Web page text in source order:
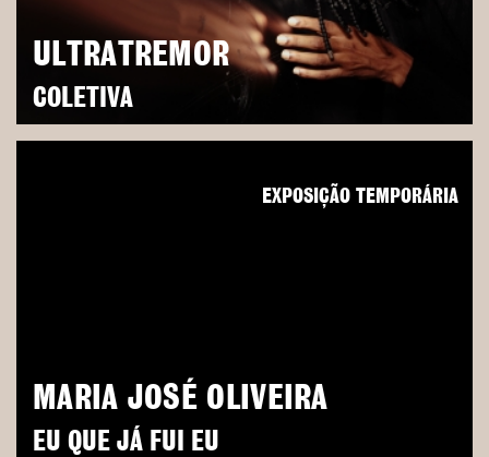
ULTRATREMOR
COLETIVA
MARIA JOSÉ OLIVEIRA
EU QUE JÁ FUI EU
EXPOSIÇÃO TEMPORÁRIA